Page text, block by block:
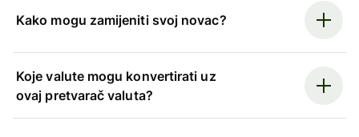
Kako mogu zamijeniti svoj novac?
Koje valute mogu konvertirati uz
ovaj pretvarač valuta?